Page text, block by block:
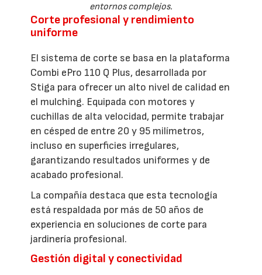
entornos complejos.
Corte profesional y rendimiento
uniforme
El sistema de corte se basa en la plataforma
Combi ePro 110 Q Plus, desarrollada por
Stiga para ofrecer un alto nivel de calidad en
el mulching. Equipada con motores y
cuchillas de alta velocidad, permite trabajar
en césped de entre 20 y 95 milímetros,
incluso en superficies irregulares,
garantizando resultados uniformes y de
acabado profesional.
La compañía destaca que esta tecnología
está respaldada por más de 50 años de
experiencia en soluciones de corte para
jardinería profesional.
Gestión digital y conectividad